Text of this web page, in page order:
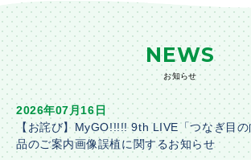
NEWS
お知らせ
2026年07月16日
【お詫び】MyGO!!!!! 9th LIVE「つなぎ目の
品のご案内画像誤植に関するお知らせ